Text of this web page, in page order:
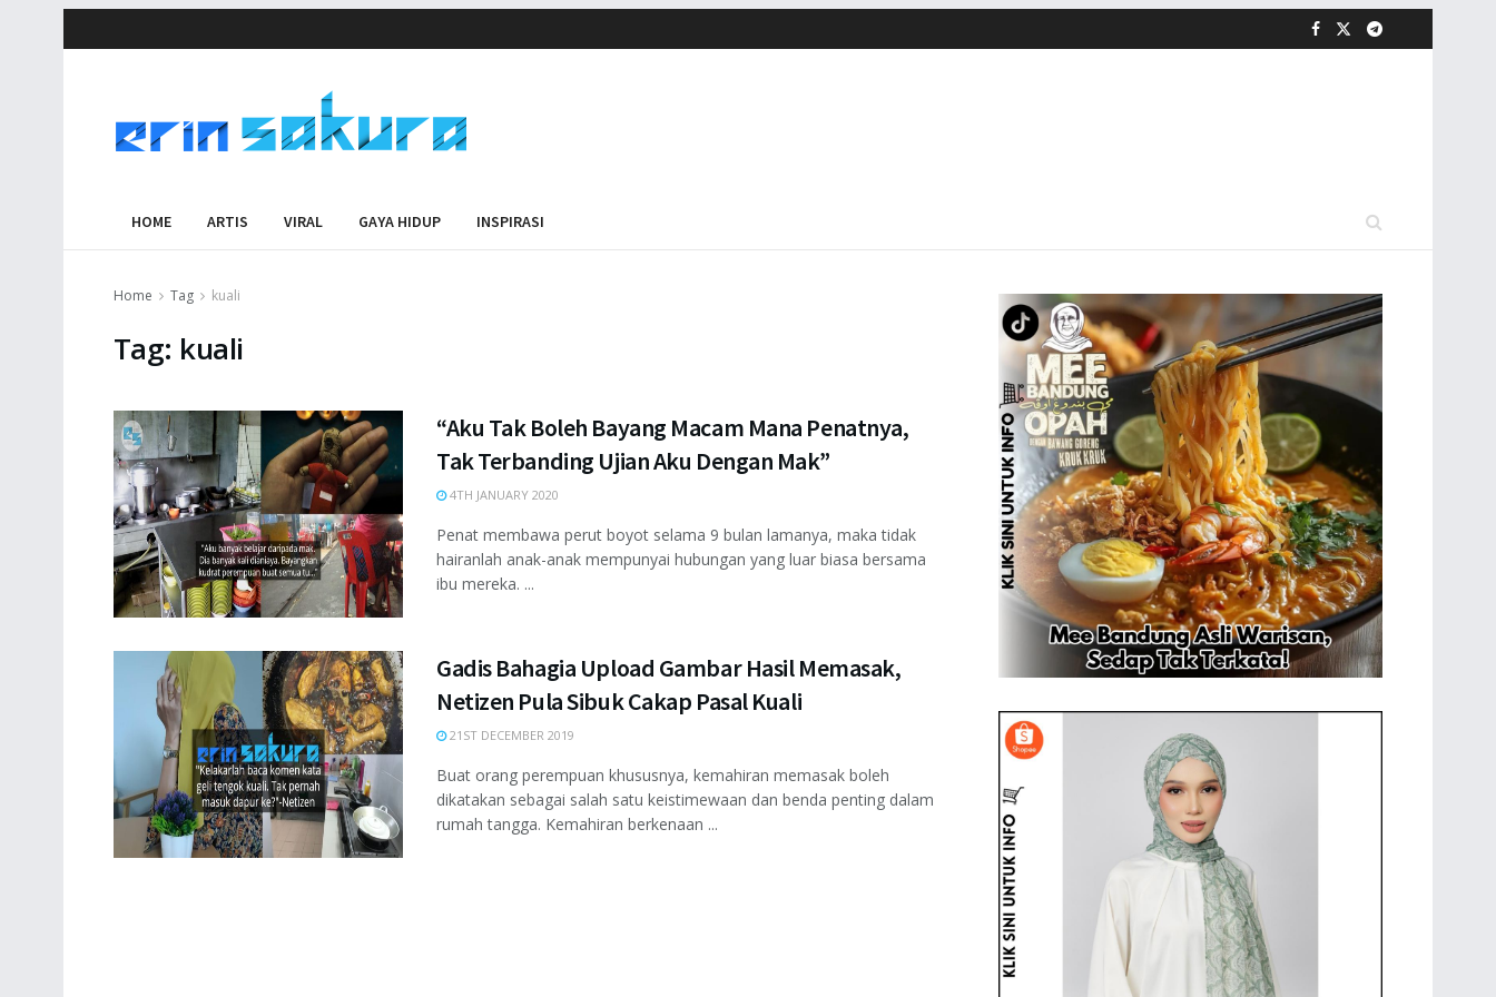
HOME ARTIS VIRAL GAYA HIDUP INSPIRASI
Home Tag kuali
Tag: kuali
“Aku Tak Boleh Bayang Macam Mana Penatnya,
Tak Terbanding Ujian Aku Dengan Mak”
4TH JANUARY 2020
Penat membawa perut boyot selama 9 bulan lamanya, maka tidak
hairanlah anak-anak mempunyai hubungan yang luar biasa bersama
ibu mereka. ...
Gadis Bahagia Upload Gambar Hasil Memasak,
Netizen Pula Sibuk Cakap Pasal Kuali
21ST DECEMBER 2019
Buat orang perempuan khususnya, kemahiran memasak boleh
dikatakan sebagai salah satu keistimewaan dan benda penting dalam
rumah tangga. Kemahiran berkenaan ...